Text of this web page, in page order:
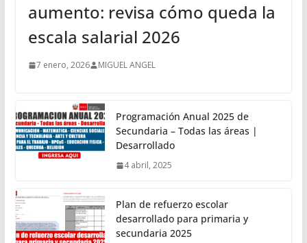
aumento: revisa cómo queda la
escala salarial 2026
7 enero, 2026 MIGUEL ANGEL
Programación Anual 2025 de
Secundaria – Todas las áreas |
Desarrollado
4 abril, 2025
Plan de refuerzo escolar
desarrollado para primaria y
secundaria 2025